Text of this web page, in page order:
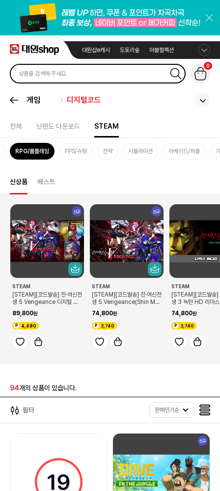
대원샵e캐시 도토리숲 마블컬렉션
0
게임 디지털코드
전체 닌텐도 다운로드 STEAM
RPG/롤플레잉 FPS/슈팅 전략 시뮬레이션 아케이드/퍼즐
신상품 베스트
신규
STEAM
[STEAM][코드발송] 진·여신전
생 5 Vengeance 디지털 디
ensei V: Vengeance Digit
al Deluxe Edition)
89,800
4,490
신규
STEAM
[STEAM][코드발송] 진·여신전
생 5 Vengeance(Shin Me
e)
74,800
3,740
STEAM
[STEAM][코드발송]
생 3 녹턴 HD 리마스
Tensei III
MASTER Digital
dition)
74,800
3,740
94개의 상품이 있습니다.
필터 판매인기순
신규